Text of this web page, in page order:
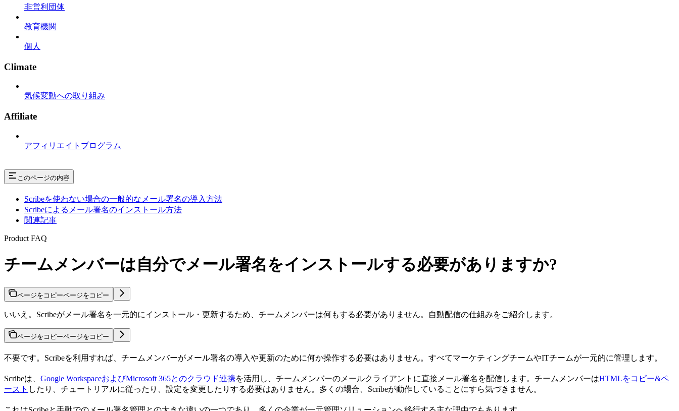
非営利団体
教育機関
個人
Climate
気候変動への取り組み
Affiliate
アフィリエイトプログラム
このページの内容
Scribeを使わない場合の一般的なメール署名の導入方法
Scribeによるメール署名のインストール方法
関連記事
Product FAQ
チームメンバーは自分でメール署名をインストールする必要がありますか?
ページをコピーページをコピー
いいえ。Scribeがメール署名を一元的にインストール・更新するため、チームメンバーは何もする必要がありません。自動配信の仕組みをご紹介します。
ページをコピーページをコピー
不要です。Scribeを利用すれば、チームメンバーがメール署名の導入や更新のために何か操作する必要はありません。すべてマーケティングチームやITチームが一元的に管理します。
Scribeは、 Google WorkspaceおよびMicrosoft 365とのクラウド連携を活用し、チームメンバーのメールクライアントに直接メール署名を配信します。チームメンバーはHTMLをコピー&ペ
ースト したり、チュートリアルに従ったり、設定を変更したりする必要はありません。多くの場合、Scribeが動作していることにすら気づきません。